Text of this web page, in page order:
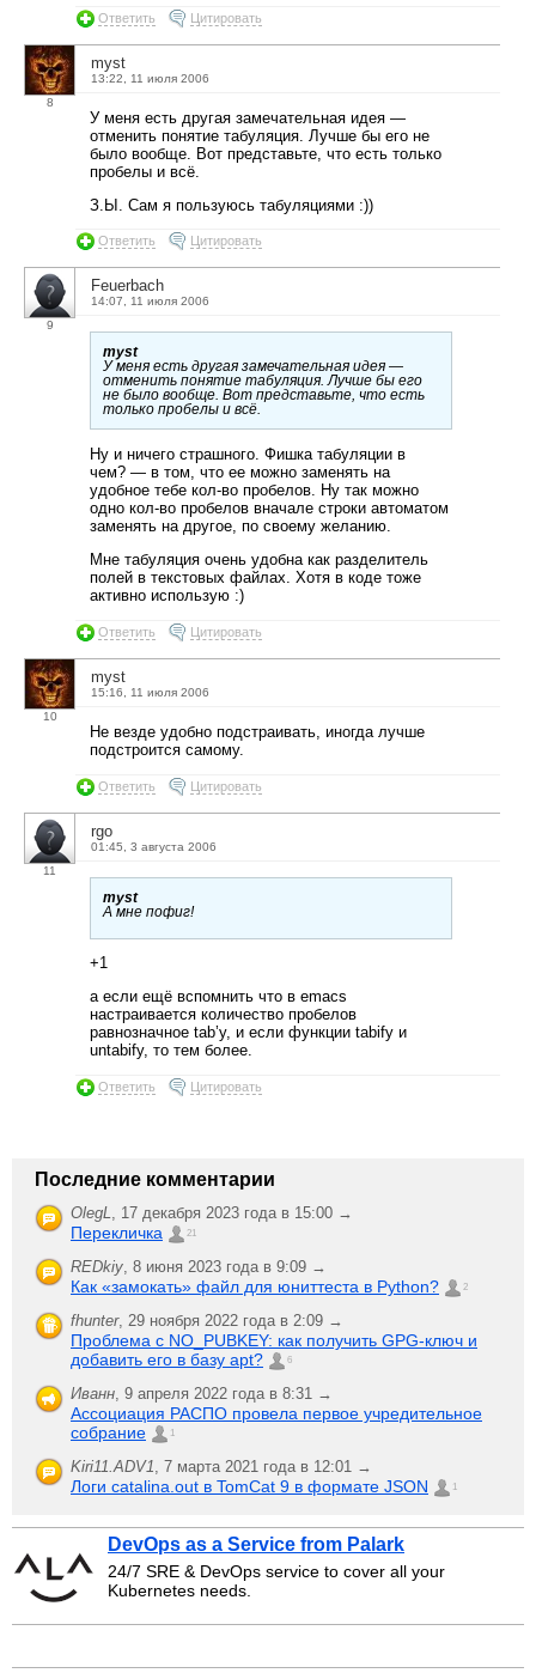
Ответить Цитировать
8
myst
13:22, 11 июля 2006
У меня есть другая замечательная идея —
отменить понятие табуляция. Лучше бы его не
было вообще. Вот представьте, что есть только
пробелы и всё.
З.Ы. Сам я пользуюсь табуляциями :))
Ответить Цитировать
9
Feuerbach
14:07, 11 июля 2006
myst
У меня есть другая замечательная идея —
отменить понятие табуляция. Лучше бы его
не было вообще. Вот представьте, что есть
только пробелы и всё.
Ну и ничего страшного. Фишка табуляции в
чем? — в том, что ее можно заменять на
удобное тебе кол-во пробелов. Ну так можно
одно кол-во пробелов вначале строки автоматом
заменять на другое, по своему желанию.
Мне табуляция очень удобна как разделитель
полей в текстовых файлах. Хотя в коде тоже
активно использую :)
Ответить Цитировать
10
myst
15:16, 11 июля 2006
Не везде удобно подстраивать, иногда лучше
подстроится самому.
Ответить Цитировать
11
rgo
01:45, 3 августа 2006
myst
А мне пофиг!
+1
а если ещё вспомнить что в emacs
настраивается количество пробелов
равнозначное tab’у, и если функции tabify и
untabify, то тем более.
Ответить Цитировать
Последние комментарии
OlegL 17 декабря 2023 года в 15:00 →
Перекличка 21
REDkiy 8 июня 2023 года в 9:09 →
Как «замокать» файл для юниттеста в Python? 2
fhunter, 29 ноября 2022 года в 2:09 →
Проблема с NO_PUBKEY: как получить GPG-ключ и
добавить его в базу apt?
6
Иванн 9 апреля 2022 года в 8:31 →
Ассоциация РАСПО провела первое учредительное
собрание
1
Kiri11.ADV1 7 марта 2021 года в 12:01 →
Логи catalina.out в TomCat 9 в формате JSON 1
DevOps as a Service from Palark
24/7 SRE & DevOps service to cover all your
Kubernetes needs.